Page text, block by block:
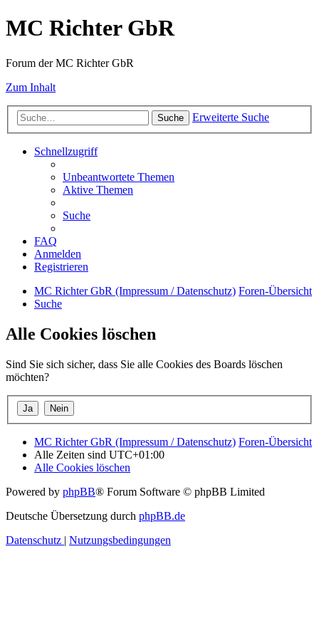
MC Richter GbR
Forum der MC Richter GbR
Zum Inhalt
Suche Erweiterte Suche
Schnellzugriff
Unbeantwortete Themen
Aktive Themen
Suche
FAQ
Anmelden
Registrieren
MC Richter GbR (Impressum / Datenschutz) Foren-Übersicht
Suche
Alle Cookies löschen
Sind Sie sich sicher, dass Sie alle Cookies des Boards löschen
möchten?
MC Richter GbR (Impressum / Datenschutz) Foren-Übersicht
Alle Zeiten sind UTC+01:00
Alle Cookies löschen
Powered by phpBB® Forum Software © phpBB Limited
Deutsche Übersetzung durch phpBB.de
Datenschutz | Nutzungsbedingungen